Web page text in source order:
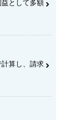
として多額
算し、請求